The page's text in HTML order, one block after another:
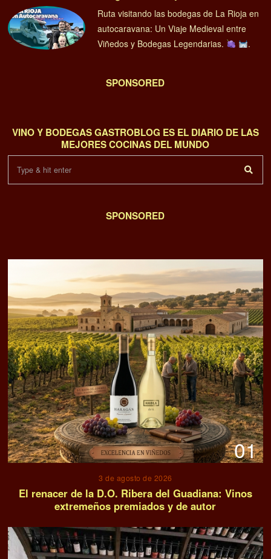
Ruta visitando las bodegas de La Rioja en
autocaravana: Un Viaje Medieval entre
Viñedos y Bodegas Legendarias.
.
SPONSORED
VINO Y BODEGAS GASTROBLOG ES EL DIARIO DE LAS
MEJORES COCINAS DEL MUNDO
SPONSORED
01
3 de agosto de 2026
El renacer de la D.O. Ribera del Guadiana: Vinos
extremeños premiados y de autor